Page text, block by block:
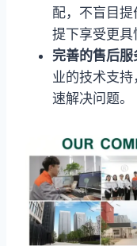
配，不盲目
提下享受更具
完善的售后服
业的技术支
速解决问题。